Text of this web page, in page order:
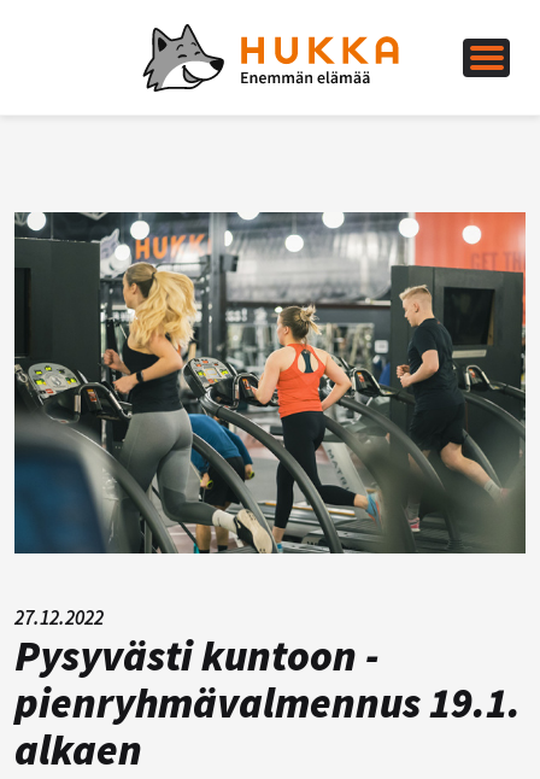
27.12.2022
Pysyvästi kuntoon -
pienryhmävalmennus 19.1.
alkaen